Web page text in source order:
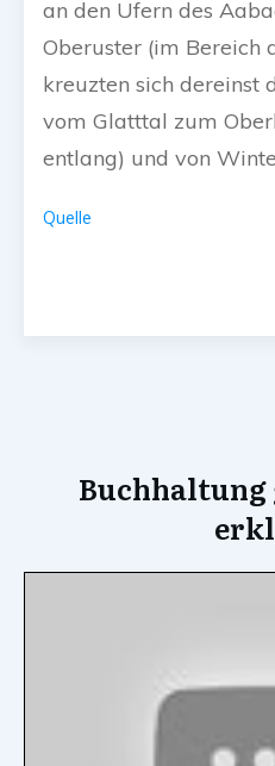
an den Ufern des
Oberuster (im Bereich
kreuzten sich dereinst
vom Glatttal zum
entlang) und von
Quelle
Buchhaltung